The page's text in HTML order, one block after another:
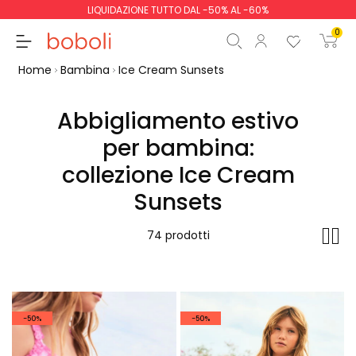
LIQUIDAZIONE TUTTO DAL -50% AL -60%
0
Home Bambina Ice Cream Sunsets
Abbigliamento estivo
per bambina:
collezione Ice Cream
Sunsets
74 prodotti
-50% -50%